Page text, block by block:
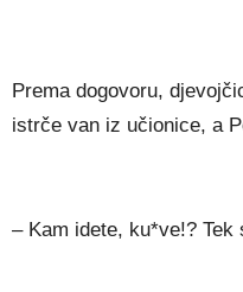
Prema dogovoru,
istrče van iz učionice, a
– Kam idete, ku*ve!? Tek